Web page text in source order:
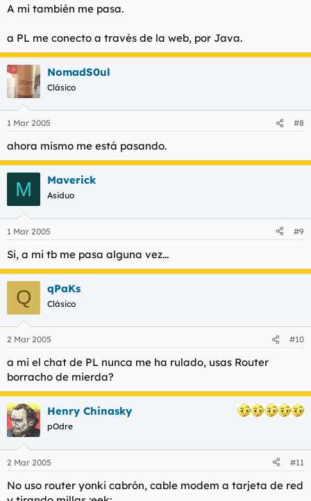
A mi también me pasa.
a PL me conecto a través de la web, por Java.
NomadS0ul
Clásico
1 Mar 2005 #8
ahora mismo me está pasando.
M Maverick
Asiduo
1 Mar 2005 #9
Si, a mi tb me pasa alguna vez...
Q qPaKs
Clásico
2 Mar 2005 #10
a mi el chat de PL nunca me ha rulado, usas Router
borracho de mierda?
Henry Chinasky
pOdre
2 Mar 2005 #11
No uso router yonki cabrón, cable modem a tarjeta de red